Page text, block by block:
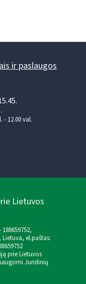
ir paslaugos
- 12.00 val.
Lietuvos
Lietuva, el.paštas:
prie Lietuvos
Juridinių